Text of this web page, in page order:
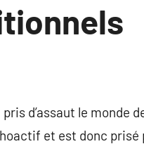
d’assaut le monde
et est donc